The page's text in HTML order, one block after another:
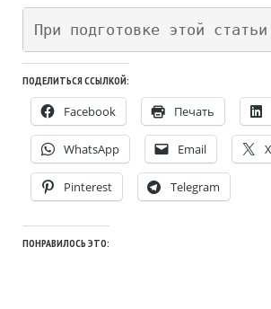
При подготовке этой
ПОДЕЛИТЬСЯ ССЫЛКОЙ:
Facebook Печать
WhatsApp Email X
Pinterest Telegram
ПОНРАВИЛОСЬ ЭТО: